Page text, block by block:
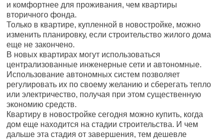
и комфортнее для проживания, чем квартиры
вторичного фонда.
Только в квартире, купленной в новостройке, можно
изменить планировку, если строительство жилого дома
еще не закончено.
В новых квартирах могут использоваться
централизованные инженерные сети и автономные.
Использование автономных систем позволяет
регулировать их по своему желанию и сберегать тепло
или электричество, получая при этом существенную
экономию средств.
Квартиру в новостройке сегодня можно купить, когда
дом еще находится на стадии строительства. И чем
дальше эта стадия от завершения, тем дешевле